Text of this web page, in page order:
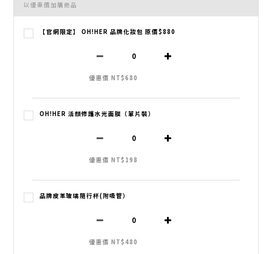
以優惠價加購商品
【官網限定】 OH!HER 品牌化妝包 原價$880
優惠價 NT$680
OH!HER 活顏修護水光面膜（單片裝）
優惠價 NT$198
品牌皮革玻璃隨行杯(附吸管）
優惠價 NT$480